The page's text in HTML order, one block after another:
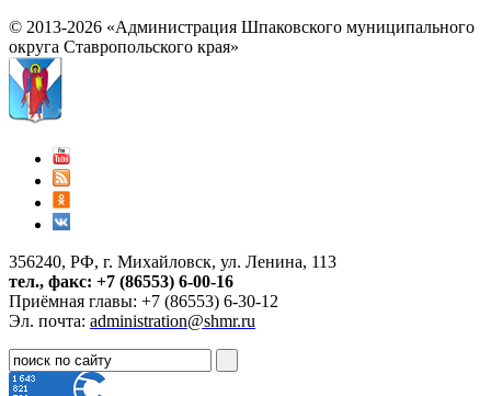
© 2013-2026 «Администрация Шпаковского муниципального
округа Ставропольского края»
356240, РФ, г. Михайловск, ул. Ленина, 113
тел., факс: +7 (86553) 6-00-16
Приёмная главы: +7 (86553) 6-30-12
Эл. почта: administration@shmr.ru